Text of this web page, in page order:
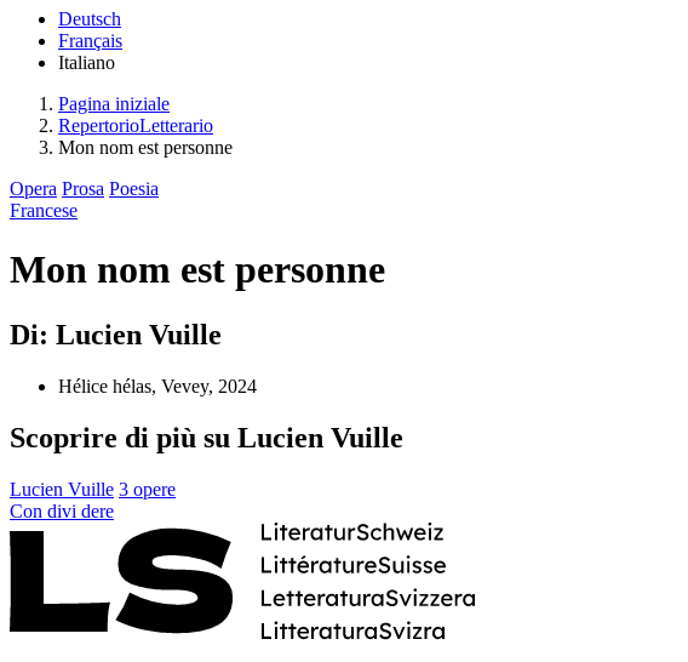
Deutsch
Français
Italiano
Pagina iniziale
RepertorioLetterario
Mon nom est personne
Opera Prosa Poesia
Francese
Mon nom est personne
Di: Lucien Vuille
Hélice hélas, Vevey, 2024
Scoprire di più su Lucien Vuille
Lucien Vuille 3 opere
Con divi dere